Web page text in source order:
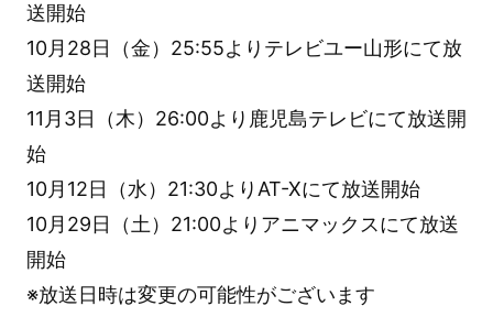
送開始
10月28日（金）25:55よりテレビユー山形にて放
送開始
11月3日（木）26:00より鹿児島テレビにて放送開
始
10月12日（水）21:30よりAT-Xにて放送開始
10月29日（土）21:00よりアニマックスにて放送
開始
※放送日時は変更の可能性がございます